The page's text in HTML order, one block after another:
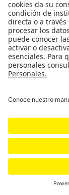
La sopa está
deliciosa es